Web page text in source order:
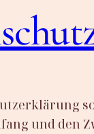
und den